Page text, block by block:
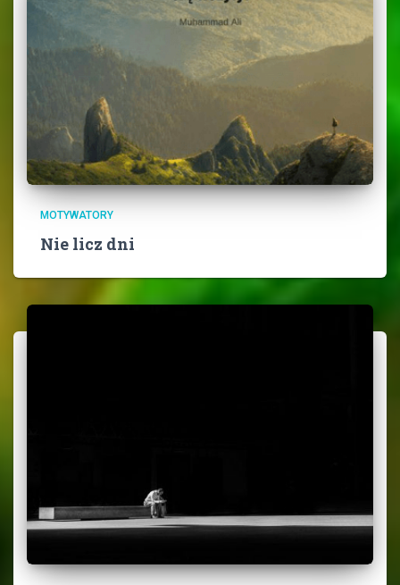
MOTYWATORY
Nie licz dni